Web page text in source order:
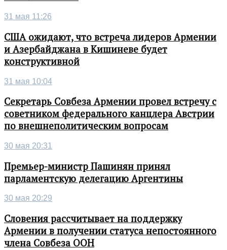
31 мая 11:26
США ожидают, что встреча лидеров Армении
и Азербайджана в Кишиневе будет
конструктивной
31 мая 10:04
Секретарь Совбеза Армении провел встречу с
советником федерального канцлера Австрии
по внешнеполитическим вопросам
30 мая 20:31
Премьер-министр Пашинян принял
парламентскую делегацию Аргентины
30 мая 20:29
Словения рассчитывает на поддержку
Армении в получении статуса непостоянного
члена Совбеза ООН